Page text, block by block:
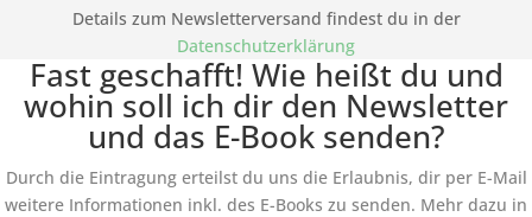
Details zum Newsletterversand findest du in der
Datenschutzerklärung
Fast geschafft! Wie heißt du und
wohin soll ich dir den Newsletter
und das E-Book senden?
Durch die Eintragung erteilst du uns die Erlaubnis, dir per E-Mail
weitere Informationen inkl. des E-Books zu senden. Mehr dazu in